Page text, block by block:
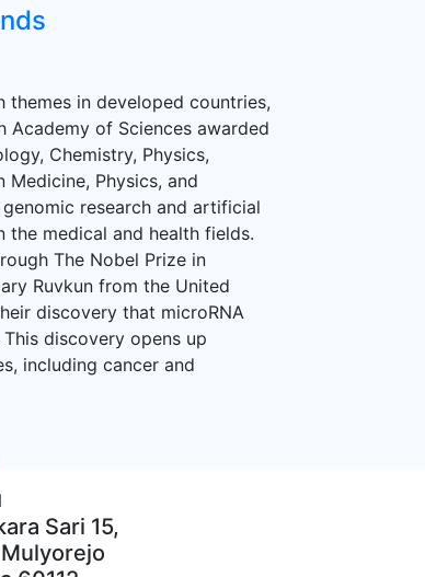
themes in developed countries,
Academy of Sciences awarded
Chemistry, Physics,
Physics, and
research and artificial
medical and health fields.
The Nobel Prize in
Ruvkun from the United
discovery that microRNA
discovery opens up
including cancer and
Sari 15,